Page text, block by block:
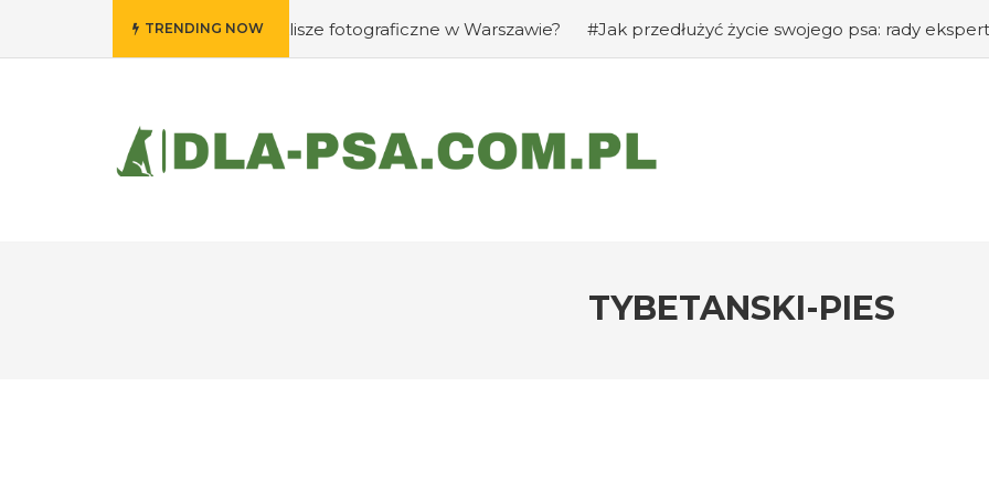
TRENDING NOW
wywołać swoje klisze fotograficzne w Warszawie? #Jak przedłużyć życie swojego psa: rady eksperta #Jak
TYBETANSKI-PIES